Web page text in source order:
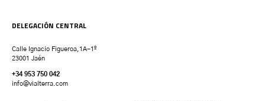
DELEGACIÓN CENTRAL
Calle Ignacio Figueroa,1A-1º
23001 Jaén
+34 953 750 042
info@vialterra.com